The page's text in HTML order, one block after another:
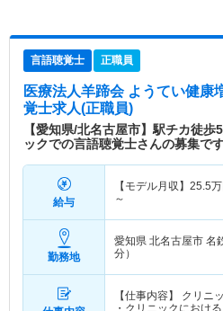
言語聴覚士 正職員
医療法人羊蹄会 ようてい健康
覚士求人(正職員)
【愛知県/北名古屋市】駅チカ徒
ックでの言語聴覚士さんの募集で
給与
【モデル月収】 25.5
～
勤務地
愛知県 北名古屋市 名
分）
【仕事内容】 クリニ